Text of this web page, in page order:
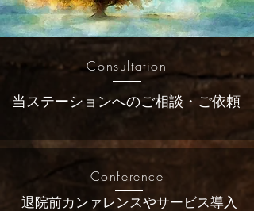
Consultation
当ステーションへのご相談・ご依頼
Conference
退院前カンァレンスやサービス導入